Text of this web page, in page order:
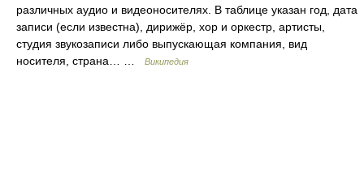
различных аудио и видеоносителях. В таблице указан год, дата
записи (если известна), дирижёр, хор и оркестр, артисты,
студия звукозаписи либо выпускающая компания, вид
носителя, страна… …
Википедия